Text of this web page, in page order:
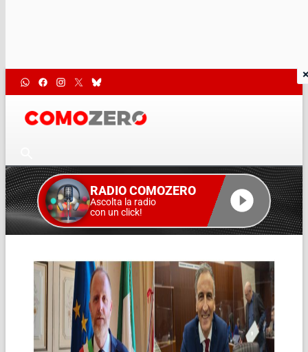
RADIO COMOZERO
Ascolta la radio
con un click!